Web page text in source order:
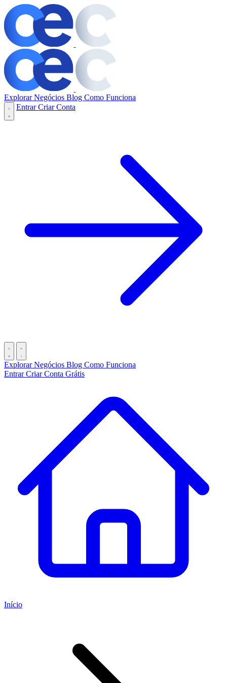
Explorar Negócios Blog Como Funciona
EntrarCriar Conta
Explorar Negócios Blog Como Funciona
EntrarCriar Conta Grátis
Início